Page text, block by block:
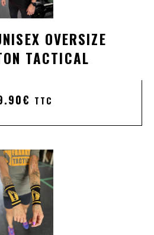
OVERSIZE
TACTICAL
€ TTC